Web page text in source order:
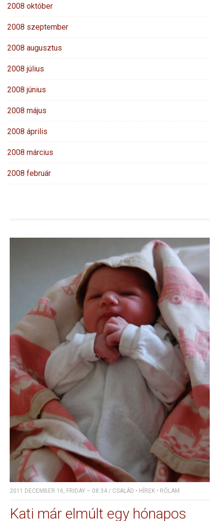
2008 október
2008 szeptember
2008 augusztus
2008 július
2008 június
2008 május
2008 április
2008 március
2008 február
2011 DECEMBER 16, FRIDAY – 08:34 / CSALÁD • HÍREK • RÓLAM
Kati már elmúlt egy hónapos